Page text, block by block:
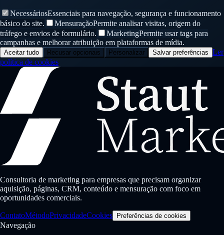
NecessáriosEssenciais para navegação, segurança e funcionamento
básico do site.
MensuraçãoPermite analisar visitas, origem do
tráfego e envios de formulário.
MarketingPermite usar tags para
campanhas e melhorar atribuição em plataformas de mídia.
Aceitar tudo Recusar opcionais Personalizar Salvar preferências Ler
política de cookies
Consultoria de marketing para empresas que precisam organizar
aquisição, páginas, CRM, conteúdo e mensuração com foco em
oportunidades comerciais.
ContatoMétodoPrivacidadeCookies Preferências de cookies
Navegação